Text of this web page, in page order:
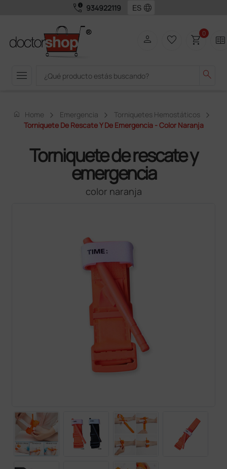
call_quality 934922119 language
menu search
person favorite_border shopping_cart0 two_pager
home Home Emergencia
Torniquetes Hemostáticos
Torniquete De Rescate Y De Emergencia - Color Naranja
Torniquete de rescate y
emergencia
color naranja